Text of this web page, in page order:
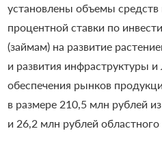
установлены объемы средств
процентной ставки по
(займам) на развитие
и развития инфраструктуры и
обеспечения рынков
в размере 210,5 млн рублей
и 26,2 млн рублей областного